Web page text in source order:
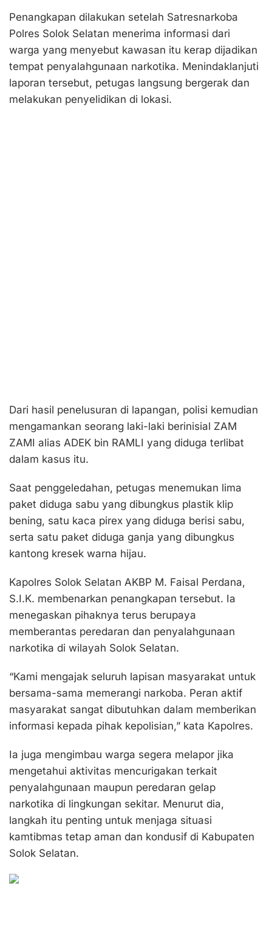
Penangkapan dilakukan setelah Satresnarkoba
Polres Solok Selatan menerima informasi dari
warga yang menyebut kawasan itu kerap dijadikan
tempat penyalahgunaan narkotika. Menindaklanjuti
laporan tersebut, petugas langsung bergerak dan
melakukan penyelidikan di lokasi.
Dari hasil penelusuran di lapangan, polisi kemudian
mengamankan seorang laki-laki berinisial ZAM
ZAMI alias ADEK bin RAMLI yang diduga terlibat
dalam kasus itu.
Saat penggeledahan, petugas menemukan lima
paket diduga sabu yang dibungkus plastik klip
bening, satu kaca pirex yang diduga berisi sabu,
serta satu paket diduga ganja yang dibungkus
kantong kresek warna hijau.
Kapolres Solok Selatan AKBP M. Faisal Perdana,
S.I.K. membenarkan penangkapan tersebut. Ia
menegaskan pihaknya terus berupaya
memberantas peredaran dan penyalahgunaan
narkotika di wilayah Solok Selatan.
“Kami mengajak seluruh lapisan masyarakat untuk
bersama-sama memerangi narkoba. Peran aktif
masyarakat sangat dibutuhkan dalam memberikan
informasi kepada pihak kepolisian,” kata Kapolres.
Ia juga mengimbau warga segera melapor jika
mengetahui aktivitas mencurigakan terkait
penyalahgunaan maupun peredaran gelap
narkotika di lingkungan sekitar. Menurut dia,
langkah itu penting untuk menjaga situasi
kamtibmas tetap aman dan kondusif di Kabupaten
Solok Selatan.